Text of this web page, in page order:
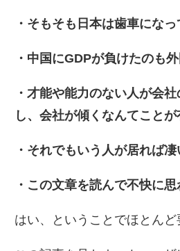
・そもそも日本は歯車にな
・中国にGDPが負けたのも
・才能や能力のない人が会
し、会社が傾くなんてこと
・それでもいう人が居れば凄
・この文章を読んで不快に
はい、ということでほとん